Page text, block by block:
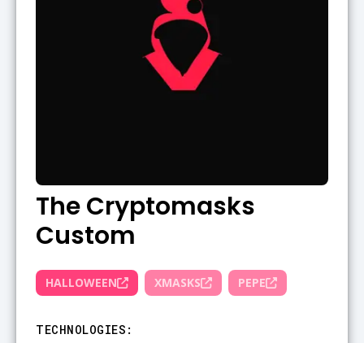
The Cryptomasks
Custom
HALLOWEEN XMASKS PEPE
TECHNOLOGIES :